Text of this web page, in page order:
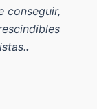
conseguir,
.